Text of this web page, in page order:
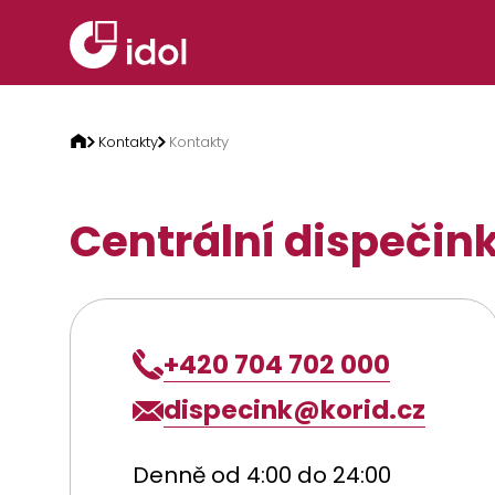
Kontakty Kontakty
Centrální
+420 704 702 000
dispecink@korid.cz
Denně od 4:00 do 24:00